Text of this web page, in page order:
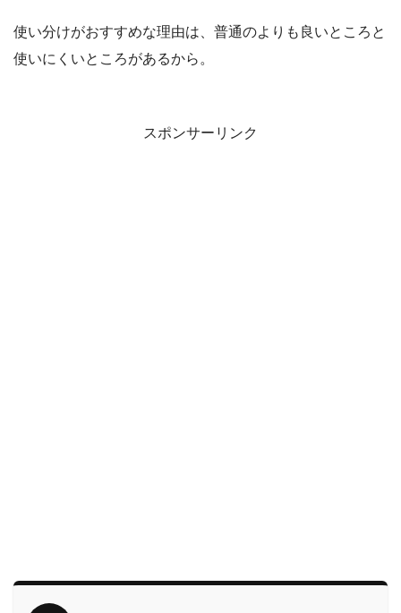
使い分けがおすすめな理由は、普通のよりも良いところと
使いにくいところがあるから。
スポンサーリンク